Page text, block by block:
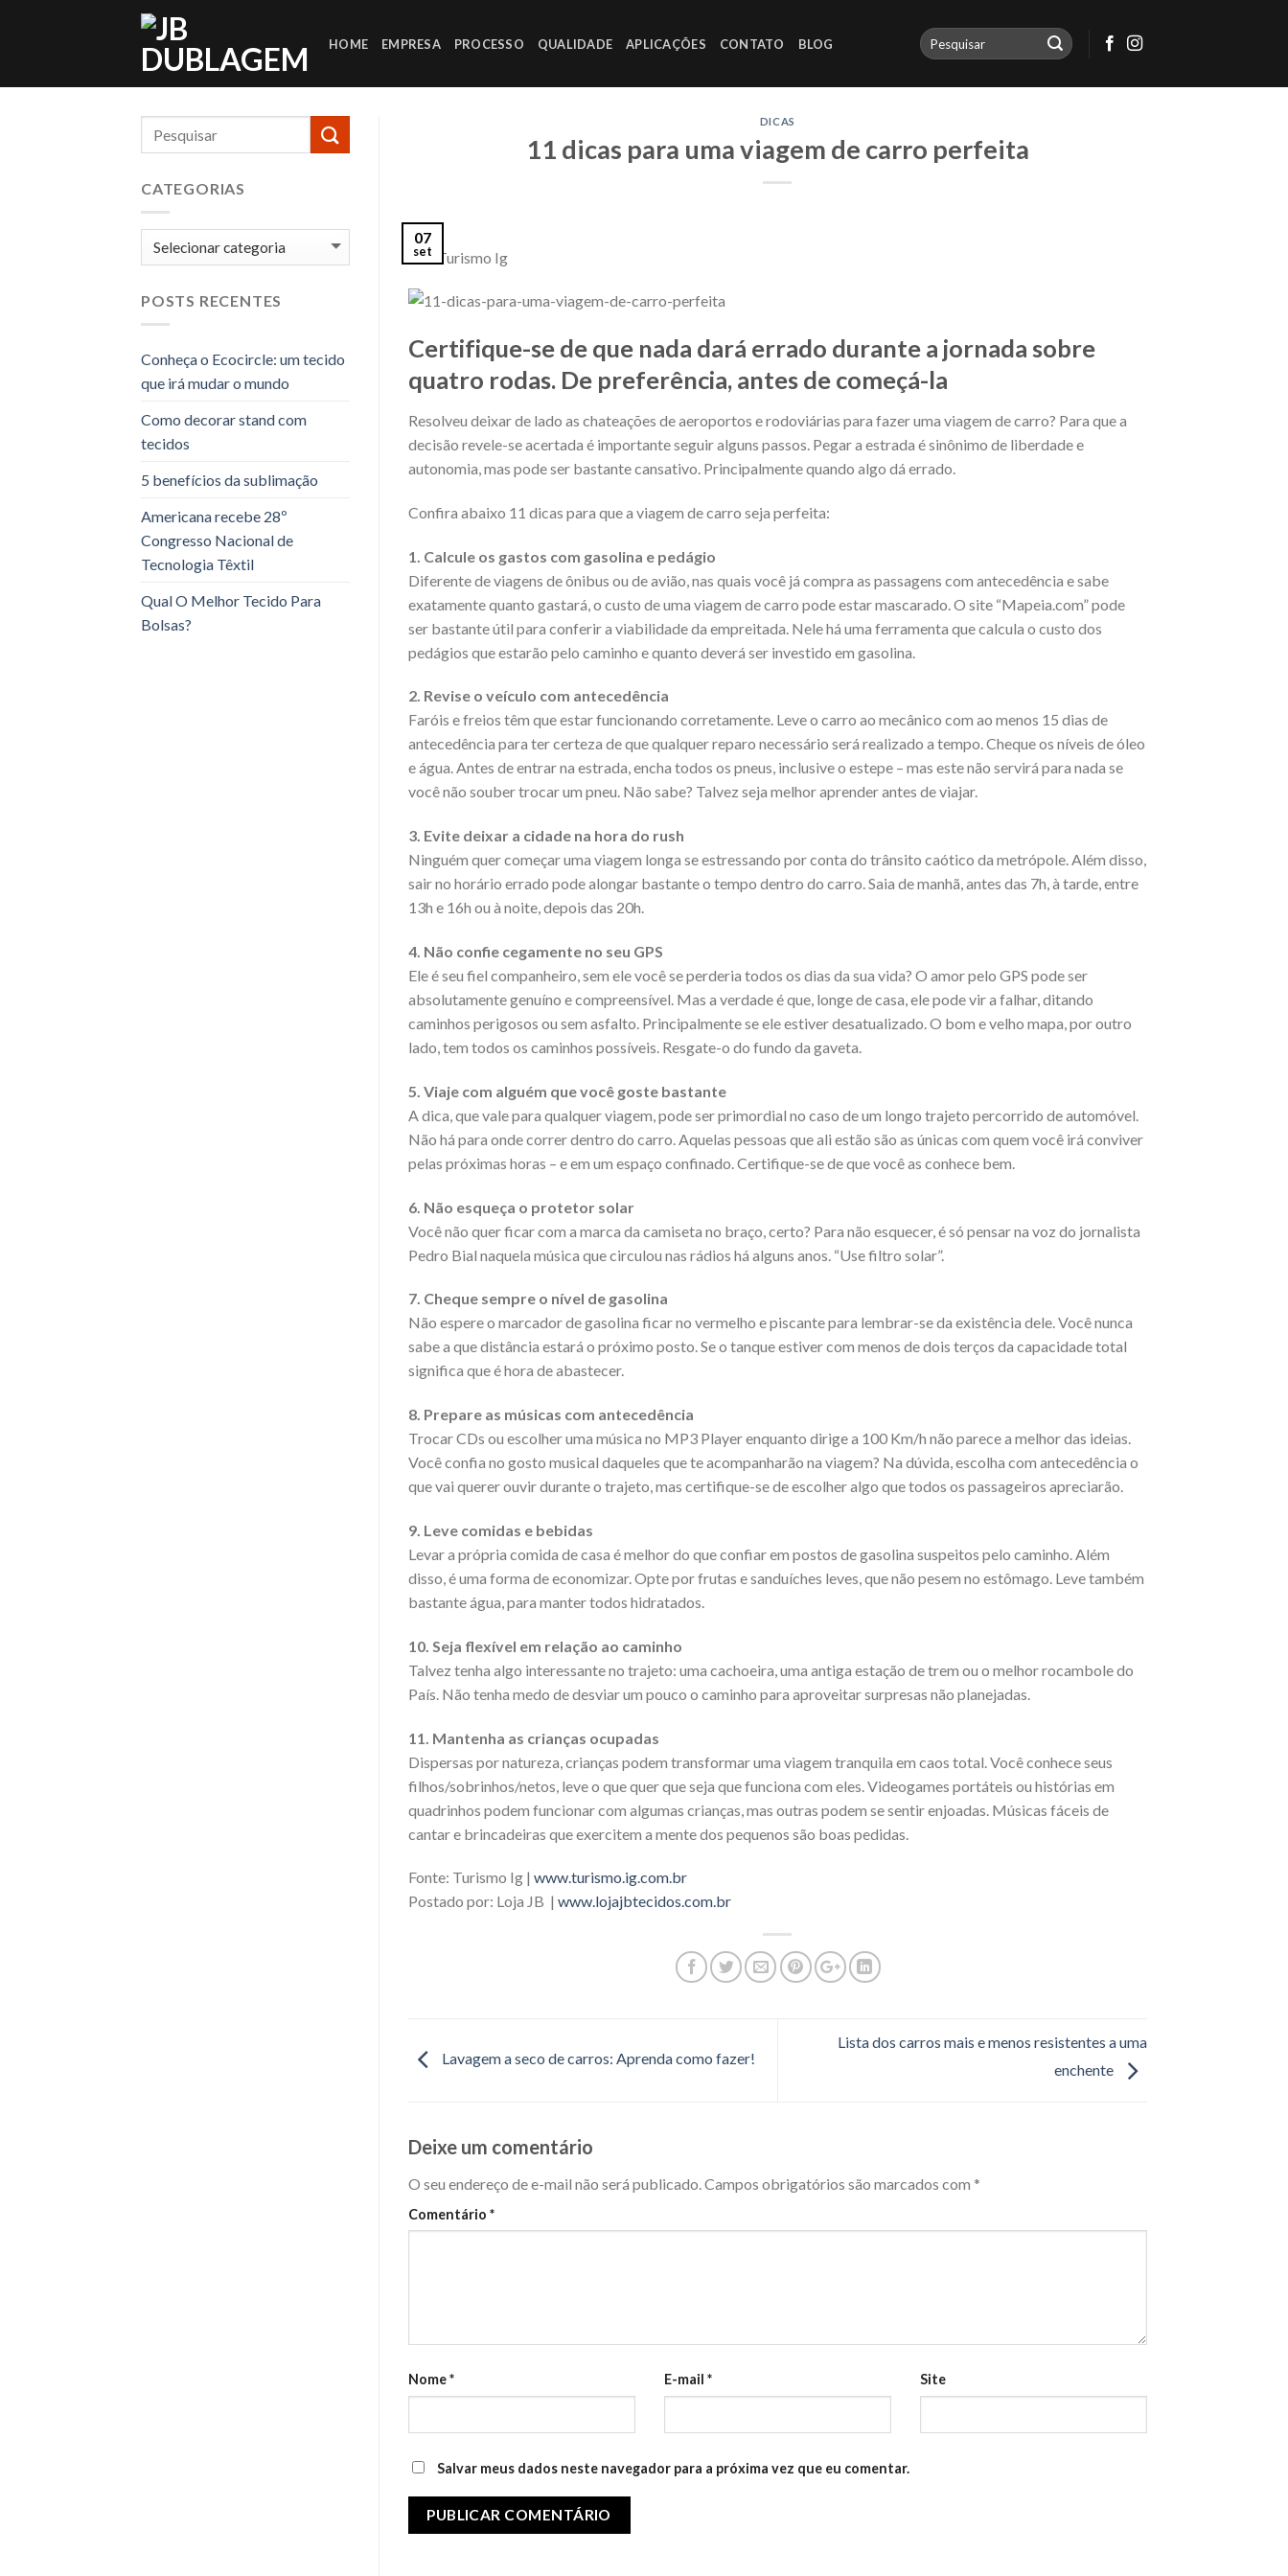
HOME EMPRESA PROCESSO QUALIDADE APLICAÇÕES CONTATO BLOG
CATEGORIAS
Categorias
POSTS RECENTES
Conheça o Ecocircle: um tecido
que irá mudar o mundo
Como decorar stand com
tecidos
5 benefícios da sublimação
Americana recebe 28º
Congresso Nacional de
Tecnologia Têxtil
Qual O Melhor Tecido Para
Bolsas?
DICAS
11 dicas para uma viagem de carro perfeita
07
set
Via: Turismo Ig
Certifique-se de que nada dará errado durante a jornada sobre
quatro rodas. De preferência, antes de começá-la
Resolveu deixar de lado as chateações de aeroportos e rodoviárias para fazer uma viagem de carro? Para que a
decisão revele-se acertada é importante seguir alguns passos. Pegar a estrada é sinônimo de liberdade e
autonomia, mas pode ser bastante cansativo. Principalmente quando algo dá errado.
Confira abaixo 11 dicas para que a viagem de carro seja perfeita:
1. Calcule os gastos com gasolina e pedágio
Diferente de viagens de ônibus ou de avião, nas quais você já compra as passagens com antecedência e sabe
exatamente quanto gastará, o custo de uma viagem de carro pode estar mascarado. O site “Mapeia.com” pode
ser bastante útil para conferir a viabilidade da empreitada. Nele há uma ferramenta que calcula o custo dos
pedágios que estarão pelo caminho e quanto deverá ser investido em gasolina.
2. Revise o veículo com antecedência
Faróis e freios têm que estar funcionando corretamente. Leve o carro ao mecânico com ao menos 15 dias de
antecedência para ter certeza de que qualquer reparo necessário será realizado a tempo. Cheque os níveis de óleo
e água. Antes de entrar na estrada, encha todos os pneus, inclusive o estepe – mas este não servirá para nada se
você não souber trocar um pneu. Não sabe? Talvez seja melhor aprender antes de viajar.
3. Evite deixar a cidade na hora do rush
Ninguém quer começar uma viagem longa se estressando por conta do trânsito caótico da metrópole. Além disso,
sair no horário errado pode alongar bastante o tempo dentro do carro. Saia de manhã, antes das 7h, à tarde, entre
13h e 16h ou à noite, depois das 20h.
4. Não confie cegamente no seu GPS
Ele é seu fiel companheiro, sem ele você se perderia todos os dias da sua vida? O amor pelo GPS pode ser
absolutamente genuíno e compreensível. Mas a verdade é que, longe de casa, ele pode vir a falhar, ditando
caminhos perigosos ou sem asfalto. Principalmente se ele estiver desatualizado. O bom e velho mapa, por outro
lado, tem todos os caminhos possíveis. Resgate-o do fundo da gaveta.
5. Viaje com alguém que você goste bastante
A dica, que vale para qualquer viagem, pode ser primordial no caso de um longo trajeto percorrido de automóvel.
Não há para onde correr dentro do carro. Aquelas pessoas que ali estão são as únicas com quem você irá conviver
pelas próximas horas – e em um espaço confinado. Certifique-se de que você as conhece bem.
6. Não esqueça o protetor solar
Você não quer ficar com a marca da camiseta no braço, certo? Para não esquecer, é só pensar na voz do jornalista
Pedro Bial naquela música que circulou nas rádios há alguns anos. “Use filtro solar”.
7. Cheque sempre o nível de gasolina
Não espere o marcador de gasolina ficar no vermelho e piscante para lembrar-se da existência dele. Você nunca
sabe a que distância estará o próximo posto. Se o tanque estiver com menos de dois terços da capacidade total
significa que é hora de abastecer.
8. Prepare as músicas com antecedência
Trocar CDs ou escolher uma música no MP3 Player enquanto dirige a 100 Km/h não parece a melhor das ideias.
Você confia no gosto musical daqueles que te acompanharão na viagem? Na dúvida, escolha com antecedência o
que vai querer ouvir durante o trajeto, mas certifique-se de escolher algo que todos os passageiros apreciarão.
9. Leve comidas e bebidas
Levar a própria comida de casa é melhor do que confiar em postos de gasolina suspeitos pelo caminho. Além
disso, é uma forma de economizar. Opte por frutas e sanduíches leves, que não pesem no estômago. Leve também
bastante água, para manter todos hidratados.
10. Seja flexível em relação ao caminho
Talvez tenha algo interessante no trajeto: uma cachoeira, uma antiga estação de trem ou o melhor rocambole do
País. Não tenha medo de desviar um pouco o caminho para aproveitar surpresas não planejadas.
11. Mantenha as crianças ocupadas
Dispersas por natureza, crianças podem transformar uma viagem tranquila em caos total. Você conhece seus
filhos/sobrinhos/netos, leve o que quer que seja que funciona com eles. Videogames portáteis ou histórias em
quadrinhos podem funcionar com algumas crianças, mas outras podem se sentir enjoadas. Músicas fáceis de
cantar e brincadeiras que exercitem a mente dos pequenos são boas pedidas.
Fonte: Turismo Ig | www.turismo.ig.com.br
Postado por: Loja JB | www.lojajbtecidos.com.br
Lavagem a seco de carros: Aprenda como fazer!
Lista dos carros mais e menos resistentes a uma
enchente
Deixe um comentário
O seu endereço de e-mail não será publicado. Campos obrigatórios são marcados com *
Comentário *
Nome* E-mail * Site
Salvar meus dados neste navegador para a próxima vez que eu comentar.